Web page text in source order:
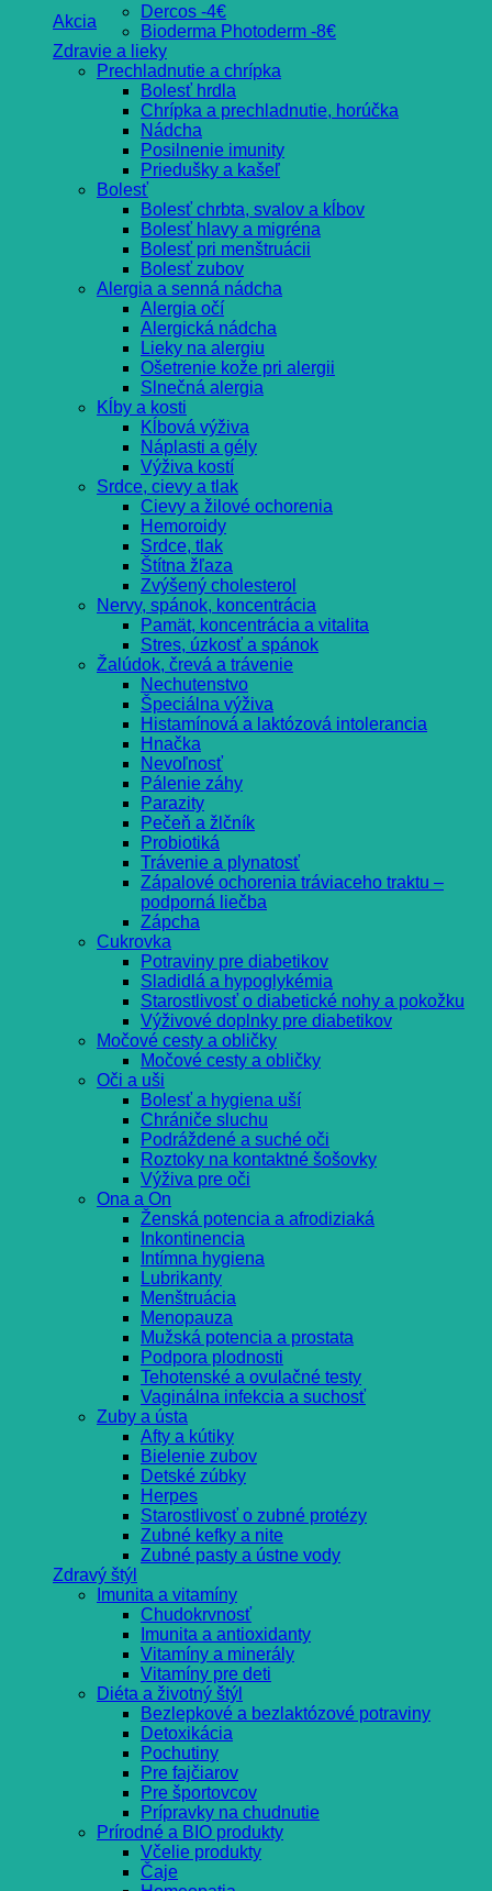
Akcia
Dercos -4€
Bioderma Photoderm -8€
Zdravie a lieky
Prechladnutie a chrípka
Bolesť hrdla
Chrípka a prechladnutie, horúčka
Nádcha
Posilnenie imunity
Priedušky a kašeľ
Bolesť
Bolesť chrbta, svalov a kĺbov
Bolesť hlavy a migréna
Bolesť pri menštruácii
Bolesť zubov
Alergia a senná nádcha
Alergia očí
Alergická nádcha
Lieky na alergiu
Ošetrenie kože pri alergii
Slnečná alergia
Kĺby a kosti
Kĺbová výživa
Náplasti a gély
Výživa kostí
Srdce, cievy a tlak
Cievy a žilové ochorenia
Hemoroidy
Srdce, tlak
Štítna žľaza
Zvýšený cholesterol
Nervy, spánok, koncentrácia
Pamät, koncentrácia a vitalita
Stres, úzkosť a spánok
Žalúdok, črevá a trávenie
Nechutenstvo
Špeciálna výživa
Histamínová a laktózová intolerancia
Hnačka
Nevoľnosť
Pálenie záhy
Parazity
Pečeň a žlčník
Probiotiká
Trávenie a plynatosť
Zápalové ochorenia tráviaceho traktu –
podporná liečba
Zápcha
Cukrovka
Potraviny pre diabetikov
Sladidlá a hypoglykémia
Starostlivosť o diabetické nohy a pokožku
Výživové doplnky pre diabetikov
Močové cesty a obličky
Močové cesty a obličky
Oči a uši
Bolesť a hygiena uší
Chrániče sluchu
Podráždené a suché oči
Roztoky na kontaktné šošovky
Výživa pre oči
Ona a On
Ženská potencia a afrodiziaká
Inkontinencia
Intímna hygiena
Lubrikanty
Menštruácia
Menopauza
Mužská potencia a prostata
Podpora plodnosti
Tehotenské a ovulačné testy
Vaginálna infekcia a suchosť
Zuby a ústa
Afty a kútiky
Bielenie zubov
Detské zúbky
Herpes
Starostlivosť o zubné protézy
Zubné kefky a nite
Zubné pasty a ústne vody
Zdravý štýl
Imunita a vitamíny
Chudokrvnosť
Imunita a antioxidanty
Vitamíny a minerály
Vitamíny pre deti
Diéta a životný štýl
Bezlepkové a bezlaktózové potraviny
Detoxikácia
Pochutiny
Pre fajčiarov
Pre športovcov
Prípravky na chudnutie
Prírodné a BIO produkty
Včelie produkty
Čaje